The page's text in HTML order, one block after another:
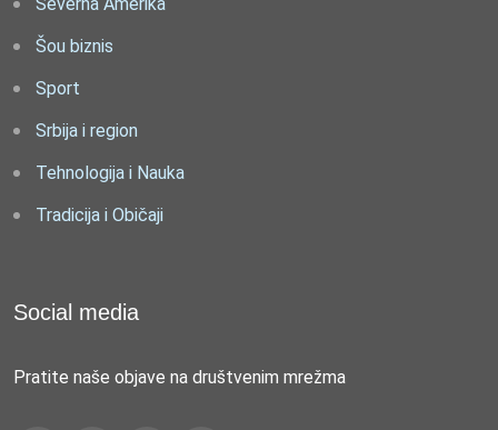
Šou biznis
Sport
Srbija i region
Tehnologija i Nauka
Tradicija i Običaji
Social media
Pratite naše objave na društvenim mrežma